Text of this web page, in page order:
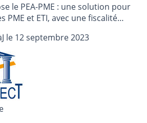
le PEA-PME : une solution pour
PME et ETI, avec une fiscalité
le 12 septembre 2023